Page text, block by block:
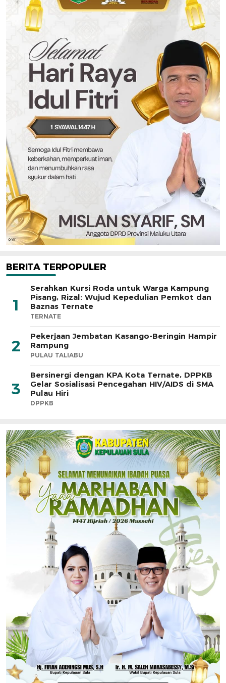
BERITA TERPOPULER
1
Serahkan Kursi Roda untuk Warga Kampung
Pisang, Rizal: Wujud Kepedulian Pemkot dan
Baznas Ternate
TERNATE
2
Pekerjaan Jembatan Kasango-Beringin Hampir
Rampung
PULAU TALIABU
3
Bersinergi dengan KPA Kota Ternate, DPPKB
Gelar Sosialisasi Pencegahan HIV/AIDS di SMA
Pulau Hiri
DPPKB